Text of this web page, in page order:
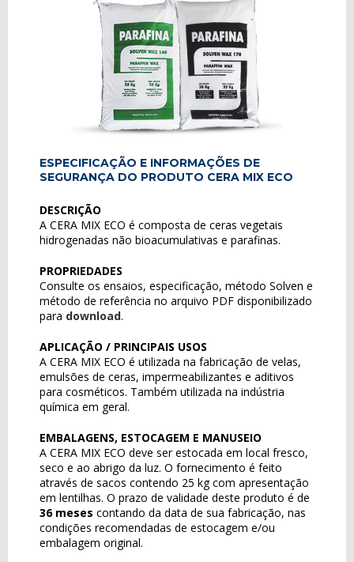
ESPECIFICAÇÃO E INFORMAÇÕES DE
SEGURANÇA DO PRODUTO CERA MIX ECO
DESCRIÇÃO
A CERA MIX ECO é composta de ceras vegetais
hidrogenadas não bioacumulativas e parafinas.
PROPRIEDADES
Consulte os ensaios, especificação, método Solven e
método de referência no arquivo PDF disponibilizado
para download.
APLICAÇÃO / PRINCIPAIS USOS
A CERA MIX ECO é utilizada na fabricação de velas,
emulsões de ceras, impermeabilizantes e aditivos
para cosméticos. Também utilizada na indústria
química em geral.
EMBALAGENS, ESTOCAGEM E MANUSEIO
A CERA MIX ECO deve ser estocada em local fresco,
seco e ao abrigo da luz. O fornecimento é feito
através de sacos contendo 25 kg com apresentação
em lentilhas. O prazo de validade deste produto é de
36 meses contando da data de sua fabricação, nas
condições recomendadas de estocagem e/ou
embalagem original.